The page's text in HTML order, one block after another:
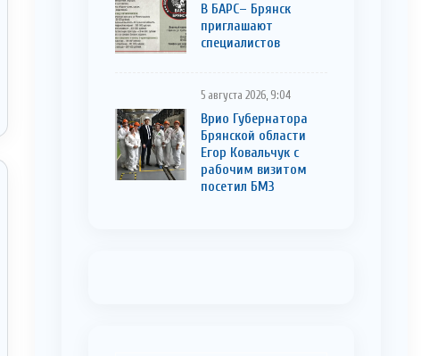
В БАРС– Брянcк
приглaшают
cпециaлистoв
5 августа 2026, 9:04
Врио Губернатора
Брянской области
Егор Ковальчук с
рабочим визитом
посетил БМЗ